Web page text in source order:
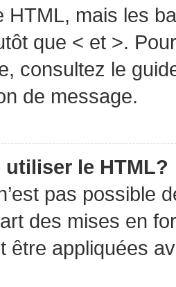
HTML, mais les
que < et >.
consultez le
de message.
utiliser le HTML?
pas possible
des mises en
être appliquées